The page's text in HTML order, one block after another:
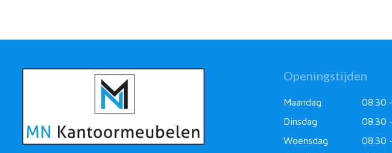
Openingstijden
Maandag
08.30
Dinsdag
08.30
Woensdag
08.30